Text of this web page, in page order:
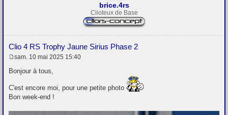
brice.4rs
Clioteux de Base
Clio 4 RS Trophy Jaune Sirius Phase 2
e
a
g
sam. 10 mai 2025 15:40
Bonjour à tous,
C'est encore moi, pour une petite photo
Bon week-end !